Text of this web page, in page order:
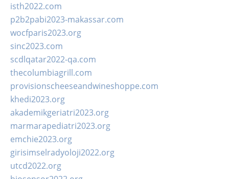
isth2022.com
p2b2pabi2023-makassar.com
wocfparis2023.org
sinc2023.com
scdlqatar2022-qa.com
thecolumbiagrill.com
provisionscheeseandwineshoppe.com
khedi2023.org
akademikgeriatri2023.org
marmarapediatri2023.org
emchie2023.org
girisimselradyoloji2022.org
utcd2022.org